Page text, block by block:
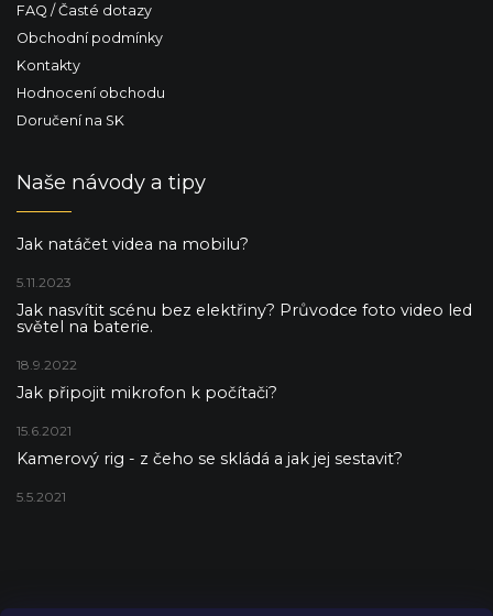
FAQ / Časté dotazy
Obchodní podmínky
Kontakty
Hodnocení obchodu
Doručení na SK
Naše návody a tipy
Jak natáčet videa na mobilu?
5.11.2023
Jak nasvítit scénu bez elektřiny? Průvodce foto video led
světel na baterie.
18.9.2022
Jak připojit mikrofon k počítači?
15.6.2021
Kamerový rig - z čeho se skládá a jak jej sestavit?
5.5.2021